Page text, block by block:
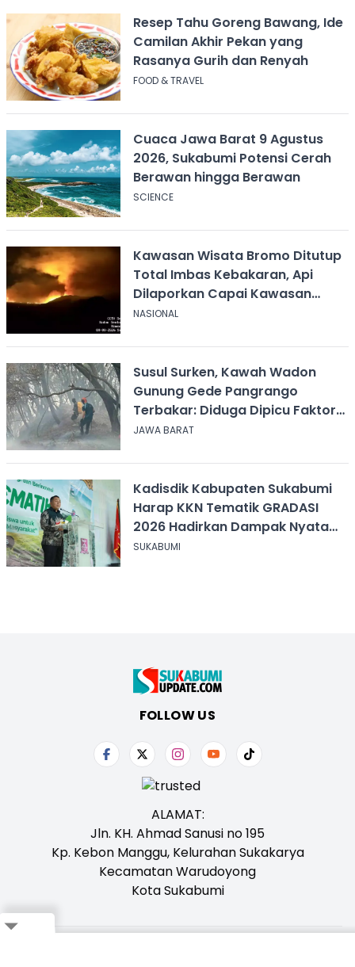
Resep Tahu Goreng Bawang, Ide
Camilan Akhir Pekan yang
Rasanya Gurih dan Renyah
FOOD & TRAVEL
Cuaca Jawa Barat 9 Agustus
2026, Sukabumi Potensi Cerah
Berawan hingga Berawan
SCIENCE
Kawasan Wisata Bromo Ditutup
Total Imbas Kebakaran, Api
Dilaporkan Capai Kawasan
Sabana
NASIONAL
Susul Surken, Kawah Wadon
Gunung Gede Pangrango
Terbakar: Diduga Dipicu Faktor
Alam
JAWA BARAT
Kadisdik Kabupaten Sukabumi
Harap KKN Tematik GRADASI
2026 Hadirkan Dampak Nyata
bagi Masyarakat
SUKABUMI
FOLLOW US
ALAMAT:
Jln. KH. Ahmad Sanusi no 195
Kp. Kebon Manggu, Kelurahan Sukakarya
Kecamatan Warudoyong
Kota Sukabumi